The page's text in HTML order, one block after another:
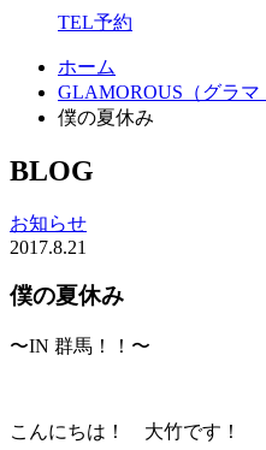
TEL予約
ホーム
GLAMOROUS（グラ
僕の夏休み
BLOG
お知らせ
2017.8.21
僕の夏休み
〜IN 群馬！！〜
こんにちは！ 大竹です！